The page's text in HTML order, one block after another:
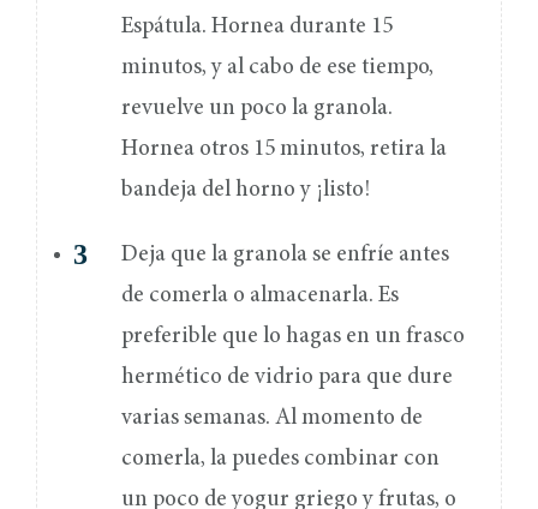
Espátula. Hornea durante 15
minutos, y al cabo de ese tiempo,
revuelve un poco la granola.
Hornea otros 15 minutos, retira la
bandeja del horno y ¡listo!
Deja que la granola se enfríe antes
de comerla o almacenarla. Es
preferible que lo hagas en un frasco
hermético de vidrio para que dure
varias semanas. Al momento de
comerla, la puedes combinar con
un poco de yogur griego y frutas, o